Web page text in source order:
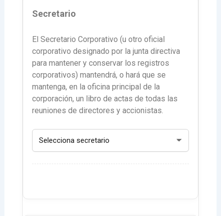
Secretario
El Secretario Corporativo (u otro oficial
corporativo designado por la junta directiva
para mantener y conservar los registros
corporativos) mantendrá, o hará que se
mantenga, en la oficina principal de la
corporación, un libro de actas de todas las
reuniones de directores y accionistas.